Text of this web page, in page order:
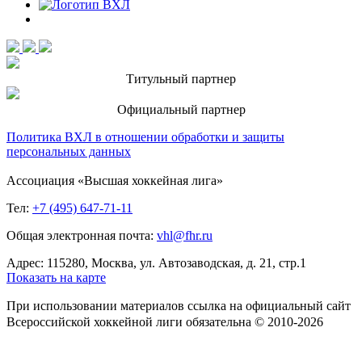
Титульный партнер
Официальный партнер
Политика ВХЛ в отношении обработки и защиты
персональных данных
Ассоциация «Высшая хоккейная лига»
Тел: +7 (495) 647-71-11
Общая электронная почта: vhl@fhr.ru
Адрес: 115280, Москва, ул. Автозаводская, д. 21, стр.1
Показать на карте
При использовании материалов ссылка на официальный сайт
Всероссийской хоккейной лиги обязательна © 2010-2026